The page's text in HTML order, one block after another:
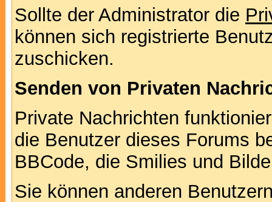
Sollte der Administrator die
können sich registrierte
zuschicken.
Senden von Privaten
Private Nachrichten
die Benutzer dieses Forums
BBCode, die Smilies und
Sie können anderen